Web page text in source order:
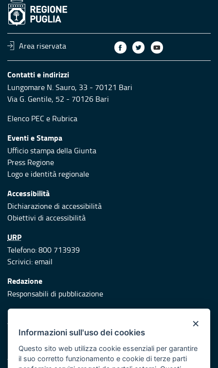
Area riservata
Contatti e indirizzi
Lungomare N. Sauro, 33 - 70121 Bari
Via G. Gentile, 52 - 70126 Bari
Elenco PEC e Rubrica
Eventi e Stampa
Ufficio stampa della Giunta
Press Regione
Logo e identità regionale
Accessibilità
Dichiarazione di accessibilità
Obiettivi di accessibilità
URP
Telefono: 800 713939
Scrivici:email
Redazione
Responsabili di pubblicazione
Protezione civile
Vai al sito di Protezione Civile Puglia
Iniziativa finanziata con risorse del POR Puglia 2014/2020 -
Asse XI
×
Informazioni sull'uso dei cookies
Questo sito web utilizza cookie essenziali per garantire
il suo corretto funzionamento e cookie di terze parti